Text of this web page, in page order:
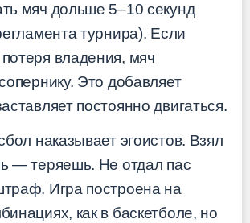
мяч дольше 5–10 секунд
турнира). Если
владения, мяч
Это добавляет
постоянно двигаться.
наказывает эгоистов. Взял
— теряешь. Не отдал пас
Игра построена на
как в баскетболе, но